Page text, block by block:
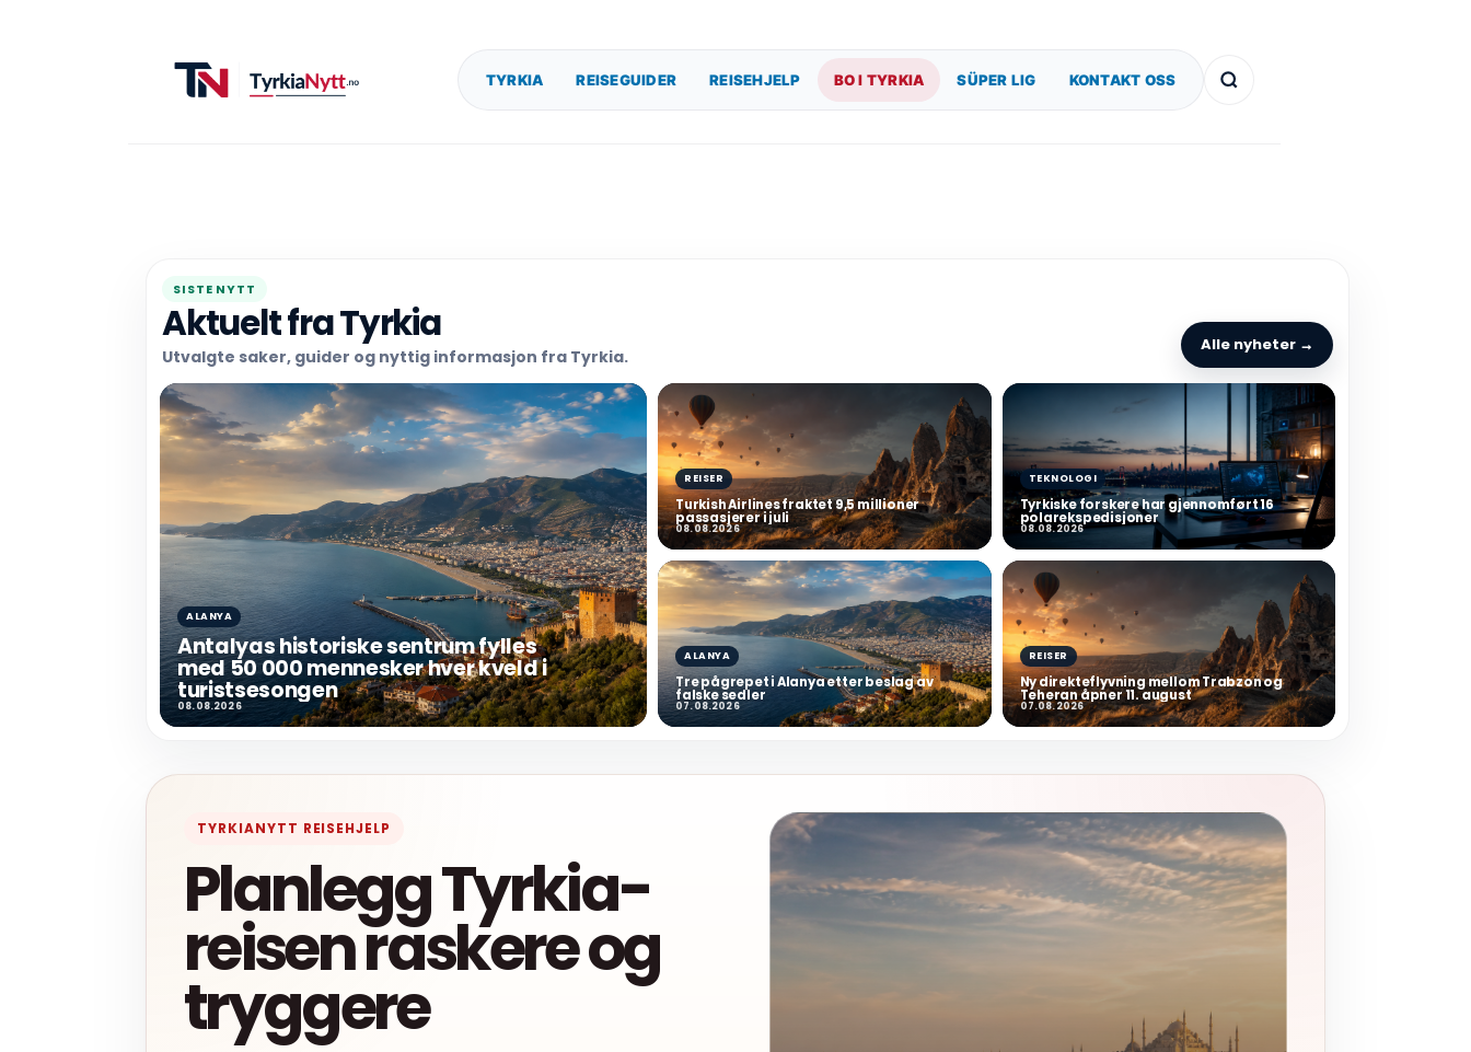
TYRKIA REISEGUIDER REISEHJELP BO I TYRKIA SÜPER LIG KONTAKT OSS
SISTE NYTT
Aktuelt fra Tyrkia
Utvalgte saker, guider og nyttig informasjon fra Tyrkia.
Alle nyheter →
ALANYA
Antalyas historiske sentrum fylles
med 50 000 mennesker hver kveld i
turistsesongen
08.08.2026
REISER
Turkish Airlines fraktet 9,5 millioner
passasjerer i juli
08.08.2026
TEKNOLOGI
Tyrkiske forskere har gjennomført 16
polarekspedisjoner
08.08.2026
ALANYA
Tre pågrepet i Alanya etter beslag av
falske sedler
07.08.2026
REISER
Ny direkteflyvning mellom Trabzon og
Teheran åpner 11. august
07.08.2026
TYRKIANYTT REISEHJELP
Planlegg Tyrkia-
reisen raskere og
tryggere